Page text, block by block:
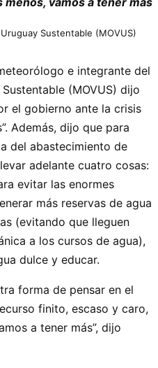
Sustentable (MOVUS)
e integrante del
(MOVUS) dijo
el gobierno ante la crisis
Además, dijo que para
del abastecimiento de
adelante cuatro cosas:
evitar las enormes
más reservas de agua
(evitando que lleguen
a los cursos de agua),
dulce y educar.
forma de pensar en el
finito, escaso y caro,
a tener más”, dijo